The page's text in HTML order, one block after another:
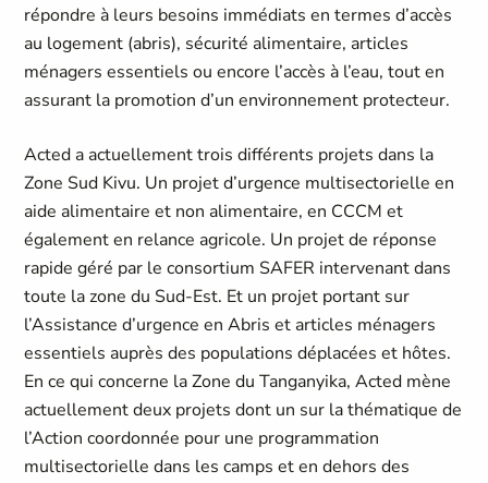
répondre à leurs besoins immédiats en termes d’accès
au logement (abris), sécurité alimentaire, articles
ménagers essentiels ou encore l’accès à l’eau, tout en
assurant la promotion d’un environnement protecteur.
Acted a actuellement trois différents projets dans la
Zone Sud Kivu. Un projet d’urgence multisectorielle en
aide alimentaire et non alimentaire, en CCCM et
également en relance agricole. Un projet de réponse
rapide géré par le consortium SAFER intervenant dans
toute la zone du Sud-Est. Et un projet portant sur
l’Assistance d’urgence en Abris et articles ménagers
essentiels auprès des populations déplacées et hôtes.
En ce qui concerne la Zone du Tanganyika, Acted mène
actuellement deux projets dont un sur la thématique de
l’Action coordonnée pour une programmation
multisectorielle dans les camps et en dehors des